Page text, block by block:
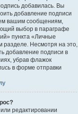
добавилась. Вы
добавление подписи
вашим сообщениям,
выбор в параграфе
пункта «Личные
разделе. Несмотря на это,
добавление подписи в
убрав флажок
в форме отправки
редактировании